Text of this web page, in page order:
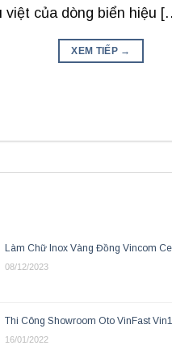
việt của dòng biển hiệu
XEM TIẾP →
Làm Chữ Inox Vàng Đồng Vincom
08/12/2023
Thi Công Showroom Oto VinFast
16/01/2022